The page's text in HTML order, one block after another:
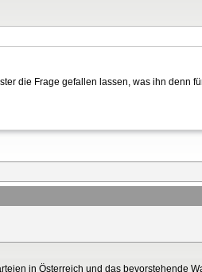
die Frage gefallen lassen, was ihn denn
in Österreich und das bevorstehende